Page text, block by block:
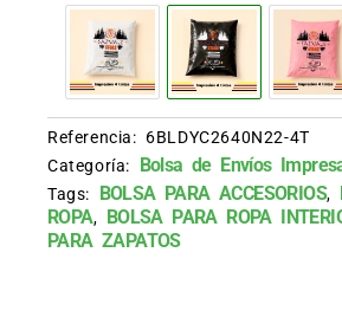
2.2
(4
y
5
Tintas)
cantidad
Referencia: 6BLDYC2640N22-4T
Categoría: Bolsa de Envíos
Tags: BOLSA PARA ACCESORIOS,
ROPA, BOLSA PARA ROPA
PARA ZAPATOS